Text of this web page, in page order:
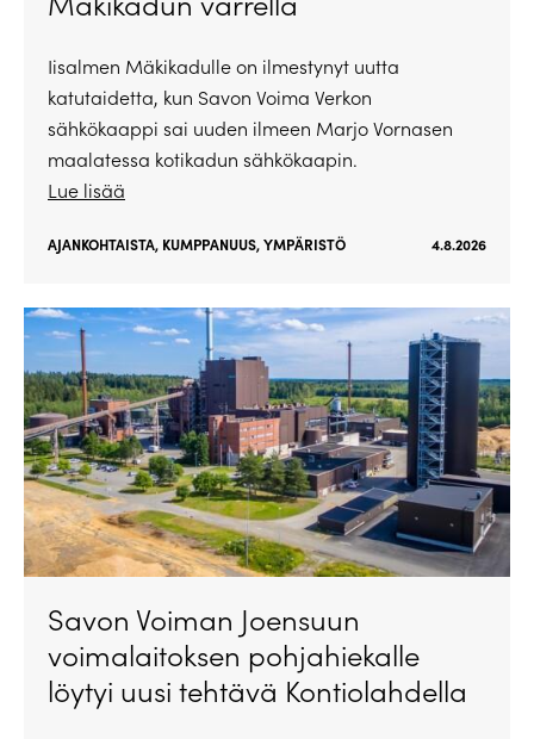
Iisalmen Mäkikadulle on ilmestynyt uutta
katutaidetta, kun Savon Voima Verkon
sähkökaappi sai uuden ilmeen Marjo Vornasen
maalatessa kotikadun sähkökaapin.
Lue lisää
AJANKOHTAISTA, KUMPPANUUS,YMPÄRISTÖ 4.8.2026
Savon Voiman Joensuun
voimalaitoksen pohjahiekalle
löytyi uusi tehtävä Kontiolahdella